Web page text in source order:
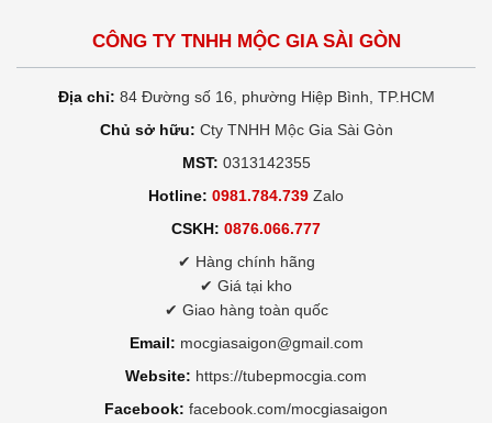
CÔNG TY TNHH MỘC GIA SÀI GÒN
Địa chỉ: 84 Đường số 16, phường Hiệp Bình, TP.HCM
Chủ sở hữu: Cty TNHH Mộc Gia Sài Gòn
MST: 0313142355
Hotline: 0981.784.739 Zalo
CSKH: 0876.066.777
✔ Hàng chính hãng
✔ Giá tại kho
✔ Giao hàng toàn quốc
Email: mocgiasaigon@gmail.com
Website: https://tubepmocgia.com
Facebook: facebook.com/mocgiasaigon